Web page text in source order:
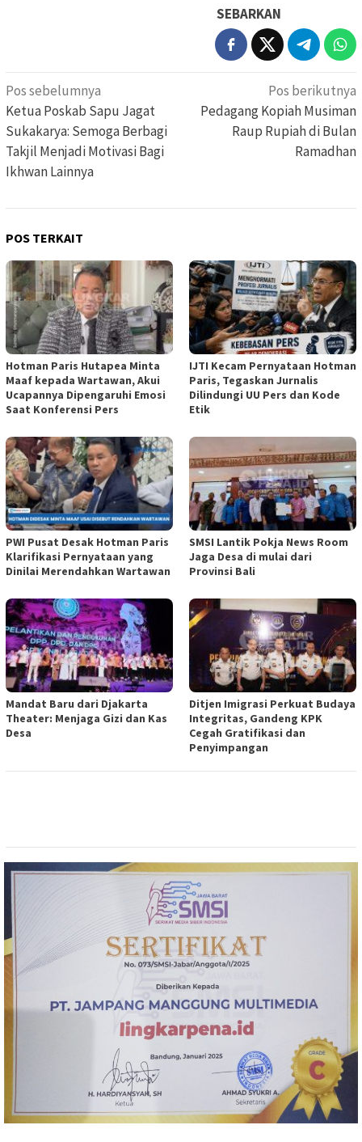
SEBARKAN
Navigasi
pos
Pos sebelumnya
Ketua Poskab Sapu Jagat
Sukakarya: Semoga Berbagi
Takjil Menjadi Motivasi Bagi
Ikhwan Lainnya
Pos berikutnya
Pedagang Kopiah Musiman
Raup Rupiah di Bulan
Ramadhan
POS TERKAIT
Hotman Paris Hutapea Minta
Maaf kepada Wartawan, Akui
Ucapannya Dipengaruhi Emosi
Saat Konferensi Pers
IJTI Kecam Pernyataan Hotman
Paris, Tegaskan Jurnalis
Dilindungi UU Pers dan Kode
Etik
PWI Pusat Desak Hotman Paris
Klarifikasi Pernyataan yang
Dinilai Merendahkan Wartawan
SMSI Lantik Pokja News Room
Jaga Desa di mulai dari
Provinsi Bali
Mandat Baru dari Djakarta
Theater: Menjaga Gizi dan Kas
Desa
Ditjen Imigrasi Perkuat Budaya
Integritas, Gandeng KPK
Cegah Gratifikasi dan
Penyimpangan